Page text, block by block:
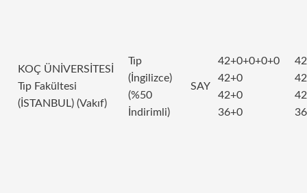
KOÇ ÜNİVERSİTESİ
Tıp Fakültesi
(İSTANBUL) (Vakıf)
Tıp
(İngilizce)
(%50
İndirimli)
SAY
42+0+0+0+0
42+0
42+0
36+0
42
42
42
36